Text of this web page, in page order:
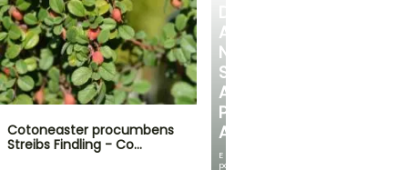
DESCUBRA
A
NOSSA
SELEÇÃO
A
PREÇOS
ACESSÍVEIS
E
poupe
Cotoneaster procumbens
Streibs Findling - Co…